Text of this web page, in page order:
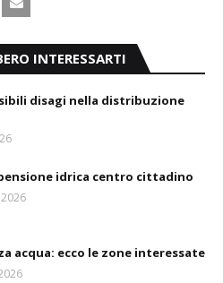
INTERESSARTI
disagi nella distribuzione
idrica centro cittadino
acqua: ecco le zone interessate